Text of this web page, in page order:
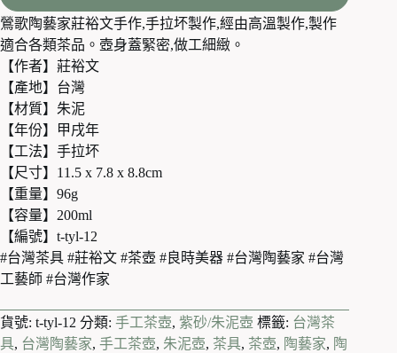
鶯歌陶藝家莊裕文手作,手拉坏製作,經由高溫製作,製作
適合各類茶品。壺身蓋緊密,做工細緻。
【作者】莊裕文
【產地】台灣
【材質】朱泥
【年份】甲戌年
【工法】手拉坏
【尺寸】11.5 x 7.8 x 8.8cm
【重量】96g
【容量】200ml
【編號】t-tyl-12
#台灣茶具 #莊裕文 #茶壺 #良時美器 #台灣陶藝家 #台灣
工藝師 #台灣作家
貨號: t-tyl-12 分類: 手工茶壺, 紫砂/朱泥壺 標籤: 台灣茶
具, 台灣陶藝家, 手工茶壺, 朱泥壺, 茶具, 茶壺, 陶藝家, 陶